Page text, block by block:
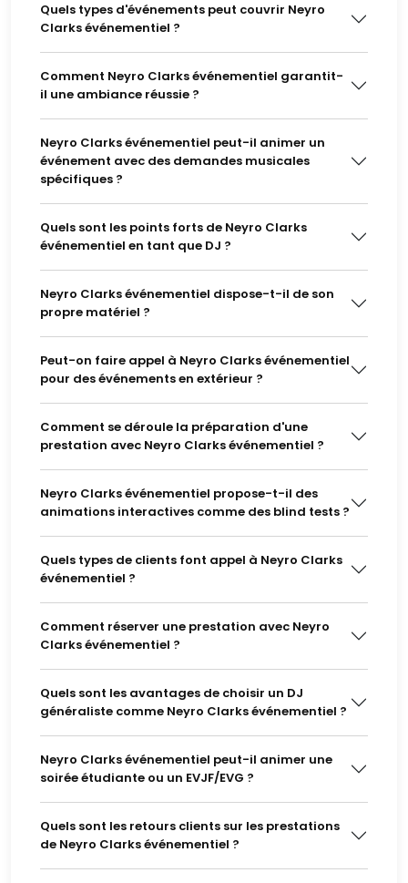
Quels types d'événements peut couvrir Neyro
Clarks événementiel ?
Comment Neyro Clarks événementiel garantit-
il une ambiance réussie ?
Neyro Clarks événementiel peut-il animer un
événement avec des demandes musicales
spécifiques ?
Quels sont les points forts de Neyro Clarks
événementiel en tant que DJ ?
Neyro Clarks événementiel dispose-t-il de son
propre matériel ?
Peut-on faire appel à Neyro Clarks événementiel
pour des événements en extérieur ?
Comment se déroule la préparation d'une
prestation avec Neyro Clarks événementiel ?
Neyro Clarks événementiel propose-t-il des
animations interactives comme des blind tests ?
Quels types de clients font appel à Neyro Clarks
événementiel ?
Comment réserver une prestation avec Neyro
Clarks événementiel ?
Quels sont les avantages de choisir un DJ
généraliste comme Neyro Clarks événementiel ?
Neyro Clarks événementiel peut-il animer une
soirée étudiante ou un EVJF/EVG ?
Quels sont les retours clients sur les prestations
de Neyro Clarks événementiel ?